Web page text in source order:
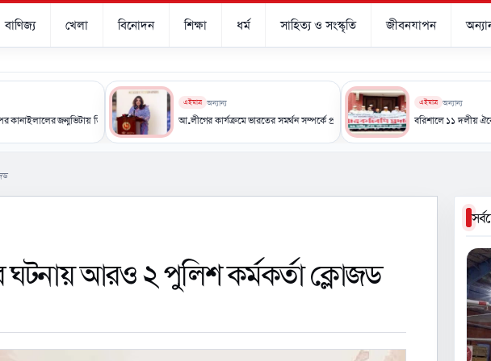
বাণিজ্য খেলা বিনোদন শিক্ষা ধর্ম সাহিত্য ও সংস্কৃতি জীবনযাপন
জন্মভিটায় ডিসি, মিউজিয়ামের আশ্বাস
এইমাত্র অন্যান্য
আ.লীগের কার্যক্রমে ভারতের সমর্থন সম্পর্কে প্রভাব পড়তে পারে: পররাষ্ট্র প্রতিমন্ত্রী
এইমাত্র অন্যান্য
বরিশালে ১১ দলীয় ঐক্যের অবস্থান
ঘটনায় আরও ২ পুলিশ কর্মকর্তা ক্লোজড